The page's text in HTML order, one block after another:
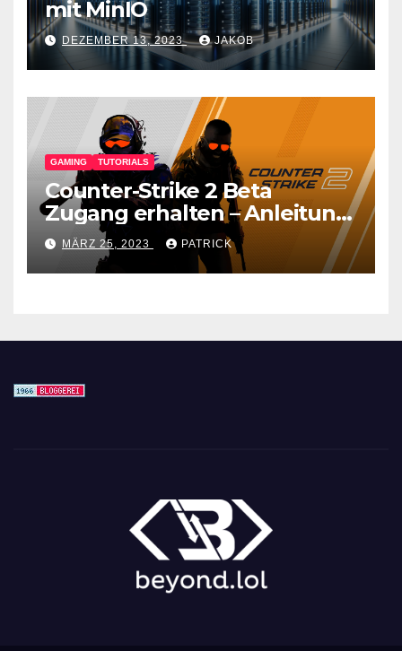
mit MinIO
DEZEMBER 13, 2023 JAKOB
GAMING TUTORIALS
Counter-Strike 2 Beta
Zugang erhalten – Anleitung
für den CS GO Nachfolger
MÄRZ 25, 2023 PATRICK